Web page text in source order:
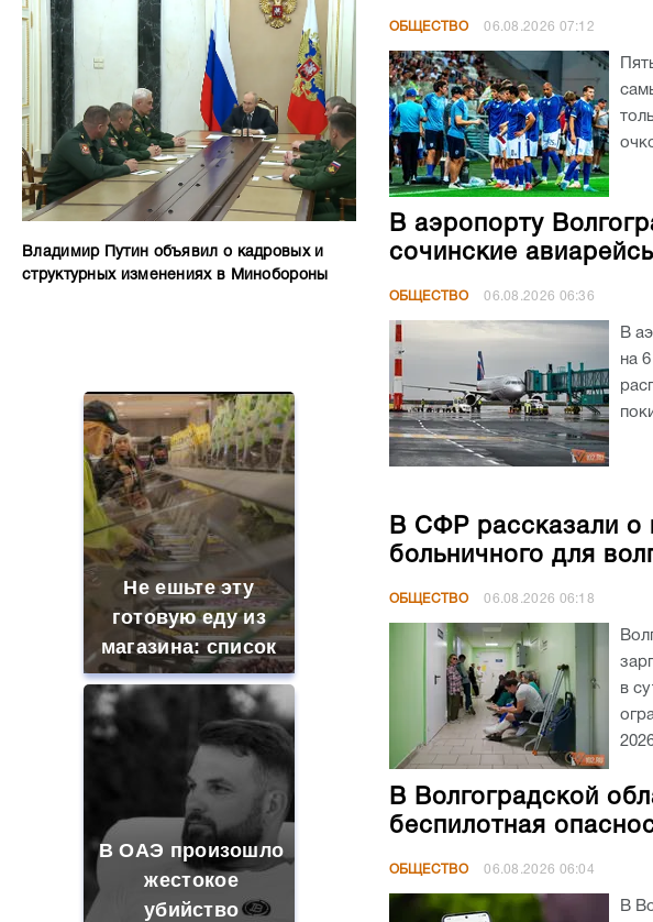
Владимир Путин объявил о кадровых и
структурных изменениях в Минобороны
Не ешьте эту
готовую еду из
магазина: список
В ОАЭ произошло
жестокое
убийство
ОБЩЕСТВО 06.08.2026 07:12
В аэропорту
сочинские
ОБЩЕСТВО 06.08.2026 06:36
В
на
В СФР рассказали о
больничного для
ОБЩЕСТВО 06.08.2026 06:18
в
В Волгоградской
беспилотная
ОБЩЕСТВО 06.08.2026 06:04
В